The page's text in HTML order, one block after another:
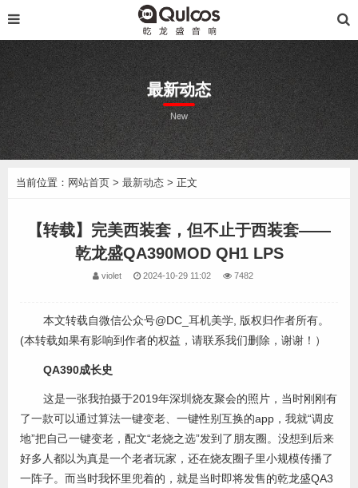
最新动态
New
当前位置： 网站首页 > 最新动态 > 正文
【转载】完美西装套，但不止于西装套——
乾龙盛QA390MOD QH1 LPS
violet 2024-10-29 11:02 7482
本文转载自微信公众号@DC_耳机美学, 版权归作者所有。
(本转载如果有影响到作者的权益，请联系我们删除，谢谢！）
QA390成长史
这是一张我拍摄于2019年深圳烧友聚会的照片，当时刚刚有
了一款可以通过算法一键变老、一键性别互换的app，我就“调皮
地”把自己一键变老，配文“老烧之选”发到了朋友圈。没想到后来
好多人都以为真是一个老者玩家，还在烧友圈子里小规模传播了
一阵子。而当时我怀里兜着的，就是当时即将发售的乾龙盛QA3